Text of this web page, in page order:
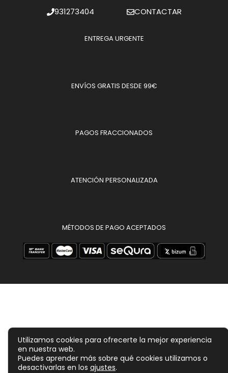
931273404 CONTACTAR
ENTREGA URGENTE
ENVÍOS GRATIS DESDE 99€
PAGOS FRACCIONADOS
ATENCIÓN PERSONALIZADA
MÉTODOS DE PAGO ACEPTADOS
Utilizamos cookies para ofrecerte la mejor experiencia
en nuestra web.
Puedes aprender más sobre qué cookies utilizamos o
desactivarlas en los ajustes.